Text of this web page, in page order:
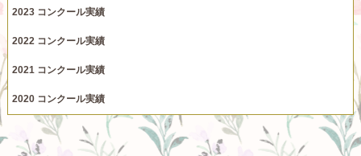
2023 コンクール実績
2022 コンクール実績
2021 コンクール実績
2020 コンクール実績